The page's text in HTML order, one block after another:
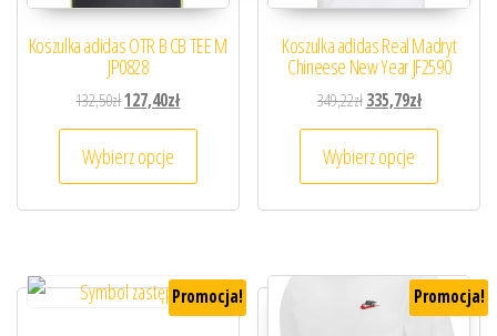
Koszulka adidas OTR B CB TEE M
JP0828
132,50złPierwotna cena wynosiła: 132,50zł.
127,40złAktualna cena wynosi: 127,40zł.
Wybierz opcje
Ten produkt ma wiele wariantów. Opcje
Koszulka adidas Real Madryt
Chineese New Year JF2590
349,22zł Pierwotna cena
335,79złAktualna
Wybierz opcje
Ten
Promocja! Promocja!